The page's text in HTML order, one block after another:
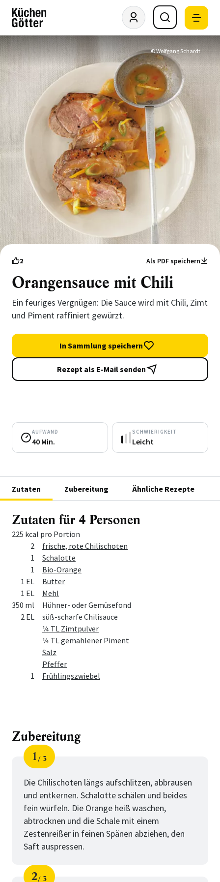
© Wolfgang Schardt
2 Als PDF speichern
Orangensauce mit Chili
Ein feuriges Vergnügen: Die Sauce wird mit Chili, Zimt
und Piment raffiniert gewürzt.
In Sammlung speichern
Rezept als E-Mail senden
AUFWAND
40 Min.
SCHWIERIGKEIT
Leicht
Zutaten Zubereitung Ähnliche Rezepte
Zutaten für 4 Personen
225 kcal pro Portion
Menge Zutat
2
frische, rote Chilischoten
1
Schalotte
1
Bio-Orange
1 EL
Butter
1 EL
Mehl
350 ml
Hühner- oder Gemüsefond
2 EL
süß-scharfe Chilisauce
¼ TL Zimtpulver
¼ TL gemahlener Piment
Salz
Pfeffer
1
Frühlingszwiebel
Zubereitung
Schritt
1
von
3
Die Chilischoten längs aufschlitzen, abbrausen
und entkernen. Schalotte schälen und beides
fein würfeln. Die Orange heiß waschen,
abtrocknen und die Schale mit einem
Zestenreißer in feinen Spänen abziehen, den
Saft auspressen.
2 3